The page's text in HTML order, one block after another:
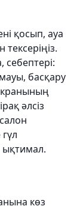
қосып, ауа
себептері:
басқару
кранының
әлсіз
ықтимал.
көз